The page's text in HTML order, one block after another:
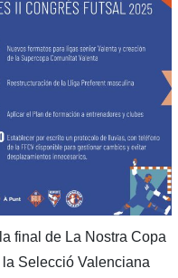
final de La Nostra Copa
Selecció Valenciana